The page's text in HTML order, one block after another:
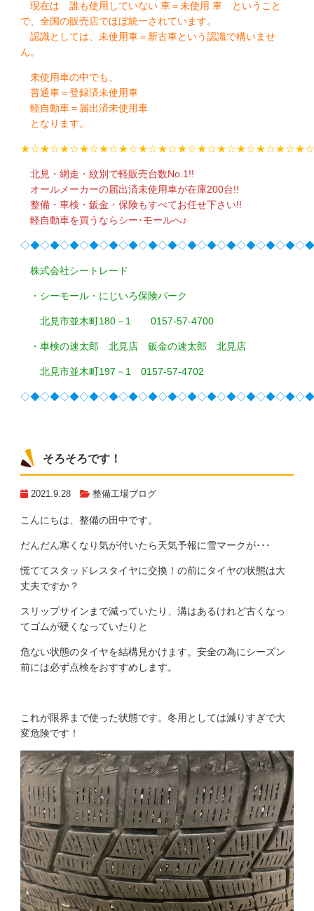
現在は 誰も使用していない 車＝未使用 車 ということ
で、全国の販売店でほぼ統一されています。
認識としては、未使用車＝新古車という認識で構いませ
ん。
未使用車の中でも、
普通車＝登録済未使用車
軽自動車＝届出済未使用車
となります。
北見・網走・紋別で軽販売台数No.1!!
オールメーカーの届出済未使用車が在庫200台!!
整備・車検・鈑金・保険もすべてお任せ下さい!!
軽自動車を買うならシー･モールへ♪
株式会社シートレード
・シーモール・にじいろ保険パーク
北見市並木町180－1 0157-57-4700
・車検の速太郎 北見店 鈑金の速太郎 北見店
北見市並木町197－1 0157-57-4702
そろそろです！
2021.9.28 整備工場ブログ
こんにちは、整備の田中です。
だんだん寒くなり気が付いたら天気予報に雪マークが･･･
慌ててスタッドレスタイヤに交換！の前にタイヤの状態は大
丈夫ですか？
スリップサインまで減っていたり、溝はあるけれど古くなっ
てゴムが硬くなっていたりと
危ない状態のタイヤを結構見かけます。安全の為にシーズン
前には必ず点検をおすすめします。
これが限界まで使った状態です。冬用としては減りすぎで大
変危険です！